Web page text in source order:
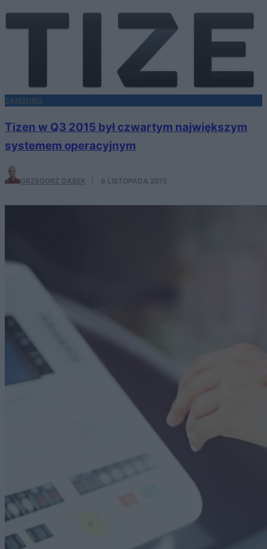
SAMSUNG
Tizen w Q3 2015 był czwartym największym
systemem operacyjnym
GRZEGORZ DĄBEK 6 LISTOPADA 2015